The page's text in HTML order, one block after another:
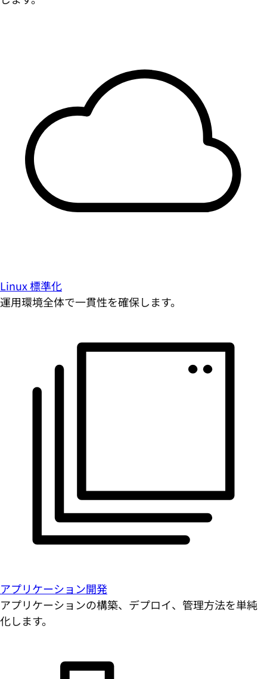
Linux 標準化
運用環境全体で一貫性を確保します。
アプリケーション開発
アプリケーションの構築、デプロイ、管理方法を単純
化します。